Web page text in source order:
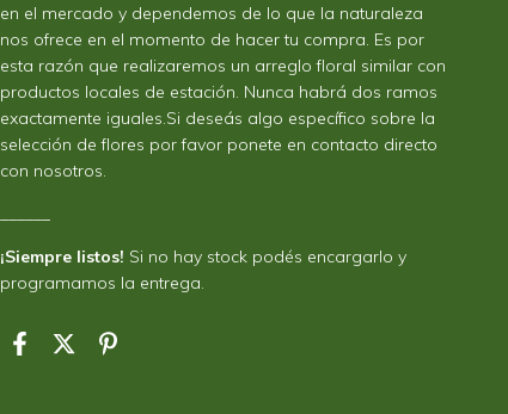
en el mercado y dependemos de lo que la naturaleza
nos ofrece en el momento de hacer tu compra. Es por
esta razón que realizaremos un arreglo floral similar con
productos locales de estación. Nunca habrá dos ramos
exactamente iguales.Si deseás algo específico sobre la
selección de flores por favor ponete en contacto directo
con nosotros.
¡Siempre listos! Si no hay stock podés encargarlo y
programamos la entrega.